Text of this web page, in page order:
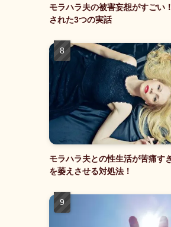
モラハラ夫の被害妄想がすごい
された3つの実話
モラハラ夫との性生活が苦痛す
を萎えさせる対処法！